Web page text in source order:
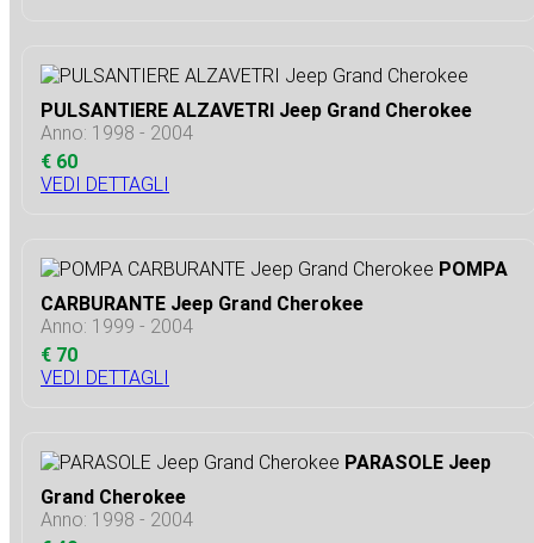
PULSANTIERE ALZAVETRI Jeep Grand Cherokee
Anno: 1998 - 2004
€ 60
VEDI DETTAGLI
POMPA
CARBURANTE Jeep Grand Cherokee
Anno: 1999 - 2004
€ 70
VEDI DETTAGLI
PARASOLE Jeep
Grand Cherokee
Anno: 1998 - 2004